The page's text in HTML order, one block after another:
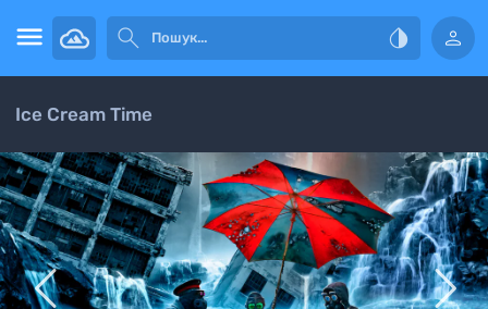
   
Ice Cream Time
 